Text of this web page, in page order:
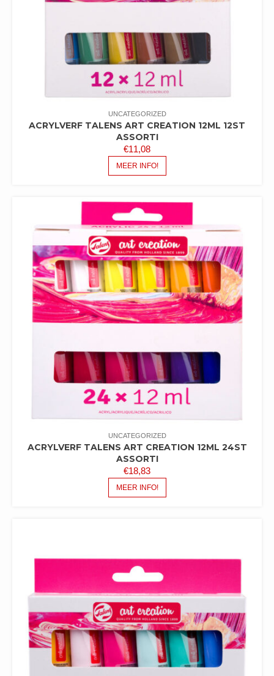
UNCATEGORIZED
ACRYLVERF TALENS ART CREATION 12ML 12ST
ASSORTI
€11,08
MEER INFO!
UNCATEGORIZED
ACRYLVERF TALENS ART CREATION 12ML 24ST
ASSORTI
€18,83
MEER INFO!